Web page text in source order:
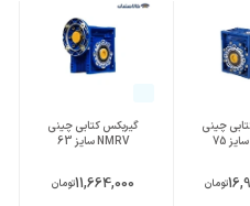
چینی
تومان
گیربکس کتابی چینی
NMRV سایز 63
11,664,000تومان